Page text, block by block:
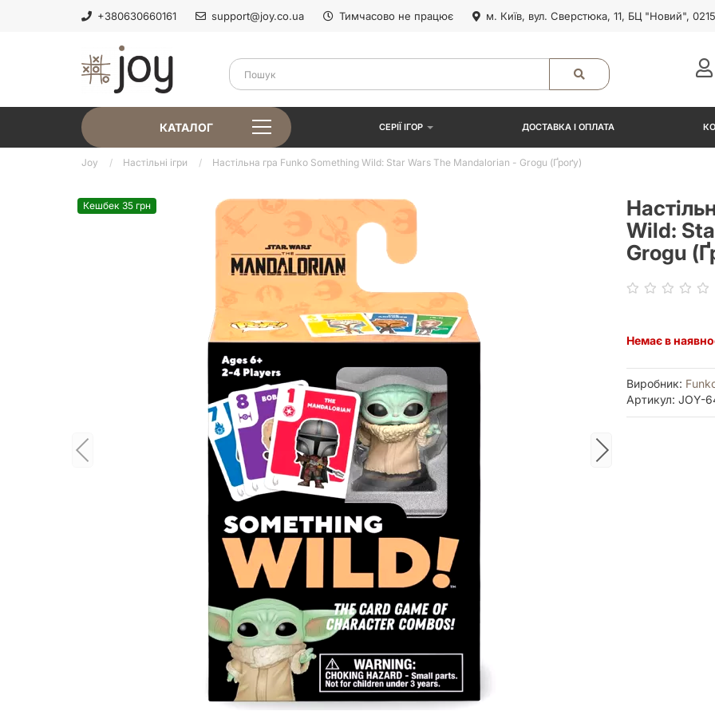
+380630660161 support@joy.co.ua Тимчасово не працює м. Київ, вул. Сверстюка, 11, БЦ "Новий",
КАТАЛОГ СЕРІЇ ІГОР ДОСТАВКА І ОПЛАТА
Joy Настільні ігри Настільна гра Funko Something Wild: Star Wars The Mandalorian - Grogu (Ґроґу)
Кешбек 35 грн
Wild:
Grogu
Немає в
Виробник:
Артикул: JOY-